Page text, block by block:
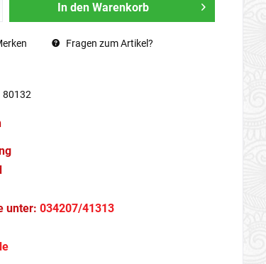
In den Warenkorb
Fragen zum Artikel?
80132
unter: 034207/41313